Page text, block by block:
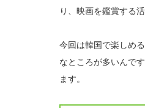
り、映画を鑑賞する
今回は韓国で楽しめ
なところが多いんで
ます。